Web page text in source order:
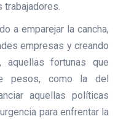
a emparejar la cancha,
empresas y creando
fortunas que
pesos, como la del
aquellas políticas
para enfrentar la